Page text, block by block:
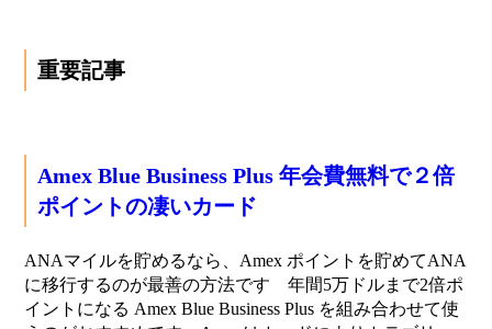
重要記事
Amex Blue Business Plus 年会費無料で２倍
ポイントの凄いカード
ANAマイルを貯めるなら、Amex ポイントを貯めてANA
に移行するのが最善の方法です 年間5万ドルまで2倍ポ
イントになる Amex Blue Business Plus を組み合わせて使